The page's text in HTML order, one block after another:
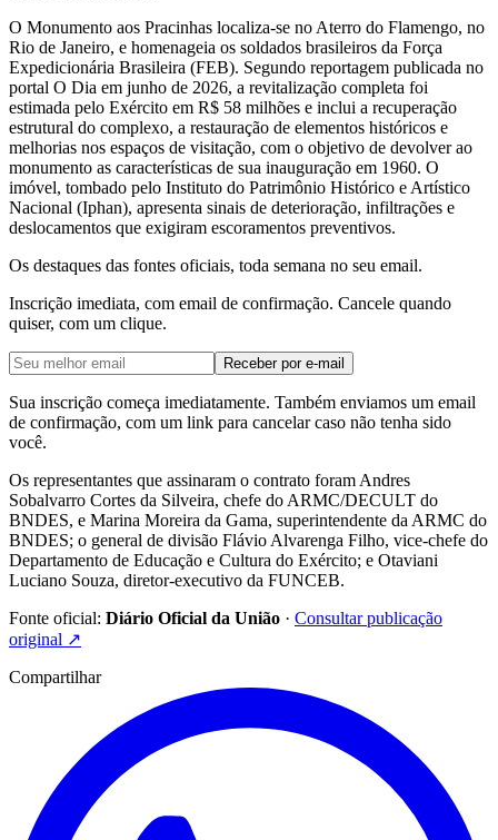
O Monumento aos Pracinhas localiza-se no Aterro do Flamengo, no
Rio de Janeiro, e homenageia os soldados brasileiros da Força
Expedicionária Brasileira (FEB). Segundo reportagem publicada no
portal O Dia em junho de 2026, a revitalização completa foi
estimada pelo Exército em R$ 58 milhões e inclui a recuperação
estrutural do complexo, a restauração de elementos históricos e
melhorias nos espaços de visitação, com o objetivo de devolver ao
monumento as características de sua inauguração em 1960. O
imóvel, tombado pelo Instituto do Patrimônio Histórico e Artístico
Nacional (Iphan), apresenta sinais de deterioração, infiltrações e
deslocamentos que exigiram escoramentos preventivos.
Os destaques das fontes oficiais, toda semana no seu email.
Inscrição imediata, com email de confirmação. Cancele quando
quiser, com um clique.
Receber por e-mail
Sua inscrição começa imediatamente. Também enviamos um email
de confirmação, com um link para cancelar caso não tenha sido
você.
Os representantes que assinaram o contrato foram Andres
Sobalvarro Cortes da Silveira, chefe do ARMC/DECULT do
BNDES, e Marina Moreira da Gama, superintendente da ARMC do
BNDES; o general de divisão Flávio Alvarenga Filho, vice-chefe do
Departamento de Educação e Cultura do Exército; e Otaviani
Luciano Souza, diretor-executivo da FUNCEB.
Fonte oficial: Diário Oficial da União · Consultar publicação
original ↗
Compartilhar